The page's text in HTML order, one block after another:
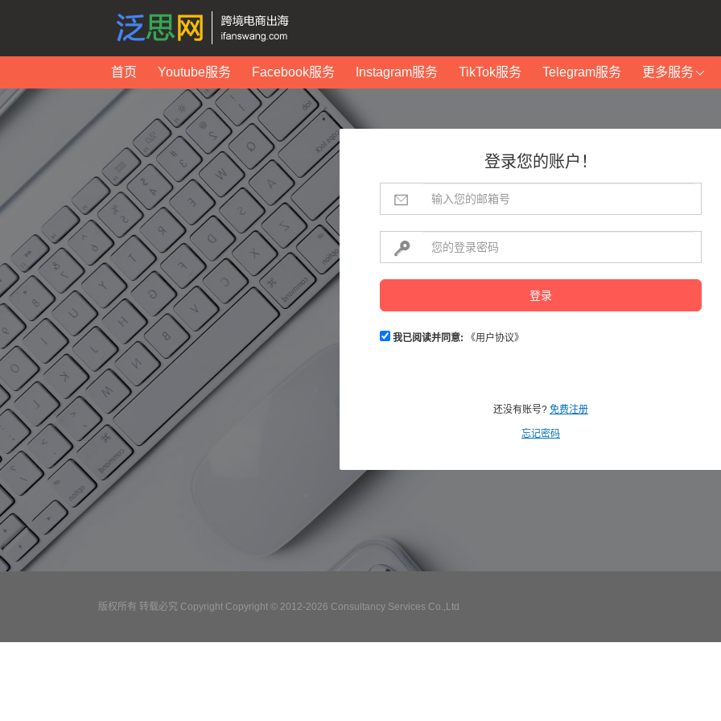
首页 Youtube服务 Facebook服务 Instagram服务 TikTok服务 Telegram服务 更多服务
登录您的账户！
登录
我已阅读并同意: 《用户协议》
还没有账号? 免费注册
忘记密码
版权所有 转载必究 Copyright Copyright © 2012-2026 Consultancy Services Co.,Ltd